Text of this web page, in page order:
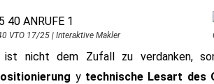
VTO 17/25 | Interaktive Makler
ist nicht dem Zufall zu verdanken,
y technische Lesart des